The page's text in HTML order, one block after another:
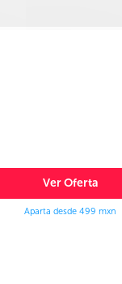
Ver Oferta
Aparta desde 499 mxn